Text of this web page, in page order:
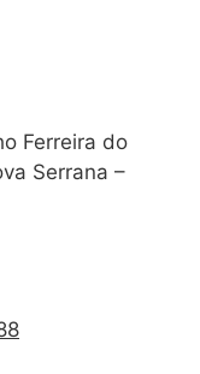
Ferreira do
Serrana –